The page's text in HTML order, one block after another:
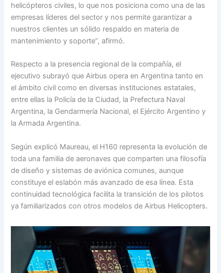
helicópteros civiles, lo que nos posiciona como una de las
empresas líderes del sector y nos permite garantizar a
nuestros clientes un sólido respaldo en materia de
mantenimiento y soporte”, afirmó.
Respecto a la presencia regional de la compañía, el
ejecutivo subrayó que Airbus opera en Argentina tanto en
el ámbito civil como en diversas instituciones estatales,
entre ellas la Policía de la Ciudad, la Prefectura Naval
Argentina, la Gendarmería Nacional, el Ejército Argentino y
la Armada Argentina.
Según explicó Maureau, el H160 representa la evolución de
toda una familia de aeronaves que comparten una filosofía
de diseño y sistemas de aviónica comunes, aunque
constituye el eslabón más avanzado de esa línea. Esta
continuidad tecnológica facilita la transición de los pilotos
ya familiarizados con otros modelos de Airbus Helicopters.